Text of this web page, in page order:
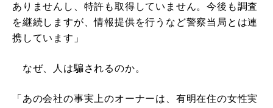
ありませんし、特許も取得していません。今後も調査
を継続しますが、情報提供を行うなど警察当局とは連
携しています」
なぜ、人は騙されるのか。
「あの会社の事実上のオーナーは、有明在住の女性実